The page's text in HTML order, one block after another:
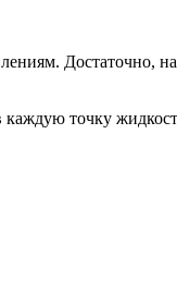
Достаточно,
каждую точку